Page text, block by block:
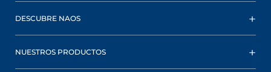
DESCUBRE NAOS
NUESTROS PRODUCTOS